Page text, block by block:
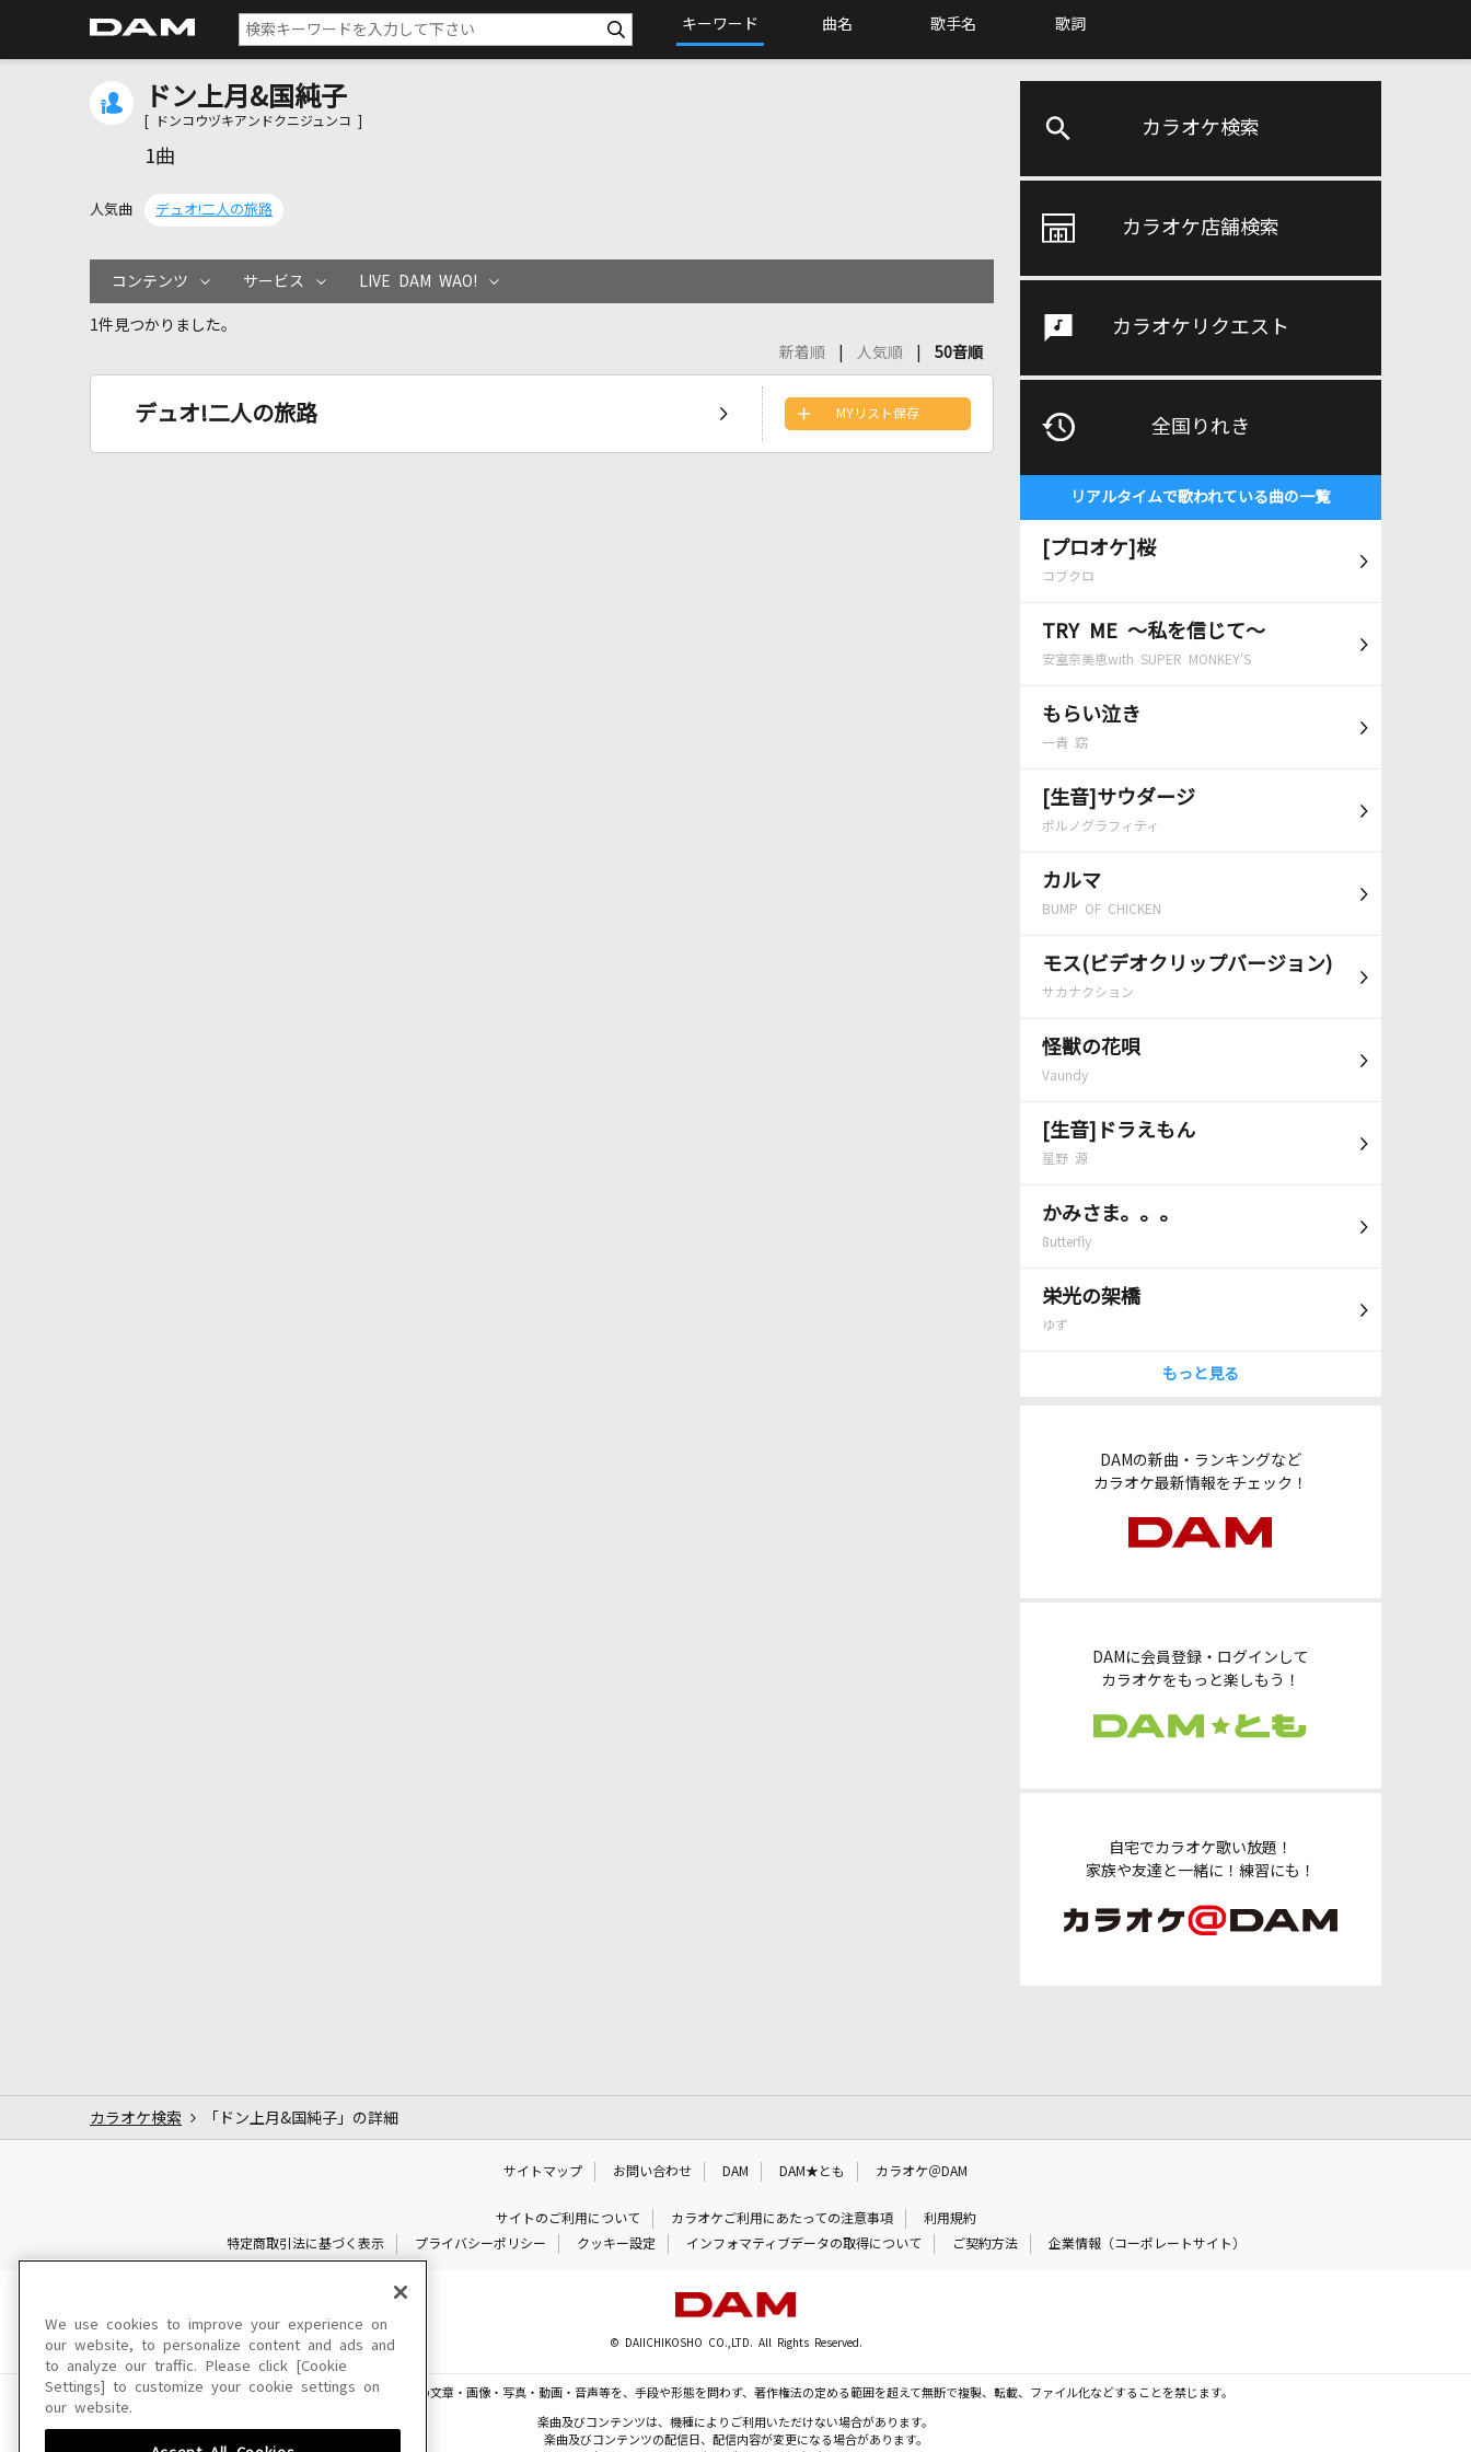
キーワード 曲名 歌手名 歌詞
カラオケ検索
カラオケ店舗検索
カラオケリクエスト
全国りれき
リアルタイムで歌われている曲の一覧
[プロオケ]桜
コブクロ
TRY ME ～私を信じて～
安室奈美恵with SUPER MONKEY'S
もらい泣き
一青 窈
[生音]サウダージ
ポルノグラフィティ
カルマ
BUMP OF CHICKEN
モス(ビデオクリップバージョン)
サカナクション
怪獣の花唄
Vaundy
[生音]ドラえもん
星野 源
かみさま。。。
8utterfly
栄光の架橋
ゆず
もっと見る
DAMの新曲・ランキングなど
カラオケ最新情報をチェック！
DAMに会員登録・ログインして
カラオケをもっと楽しもう！
自宅でカラオケ歌い放題！
家族や友達と一緒に！練習にも！
ドン上月&国純子
[ ドンコウヅキアンドクニジュンコ ]
1曲
人気曲 デュオ!二人の旅路
コンテンツ サービス LIVE DAM WAO!
1件見つかりました。
新着順
人気順 50音順
デュオ!二人の旅路 MYリスト保存
カラオケ検索 「ドン上月&国純子」の詳細
サイトマップ お問い合わせ DAM DAM★とも カラオケ＠DAM
サイトのご利用について カラオケご利用にあたっての注意事項
利用規約
特定商取引法に基づく表示
プライバシーポリシー クッキー設定 インフォマティブデータの取得について ご契約方法 企業情報（コーポレートサイト）
© DAIICHIKOSHO CO.,LTD. All Rights Reserved.
このサイトに掲載されている一切の文章・画像・写真・動画・音声等を、手段や形態を問わず、著作権法の定める範囲を超えて無断で複製、転載、ファイル化などすることを禁じます。
楽曲及びコンテンツは、機種によりご利用いただけない場合があります。
楽曲及びコンテンツの配信日、配信内容が変更になる場合があります。
We use cookies to improve your experience on
our website, to personalize content and ads and
to analyze our traffic. Please click [Cookie
Settings] to customize your cookie settings on
our website.